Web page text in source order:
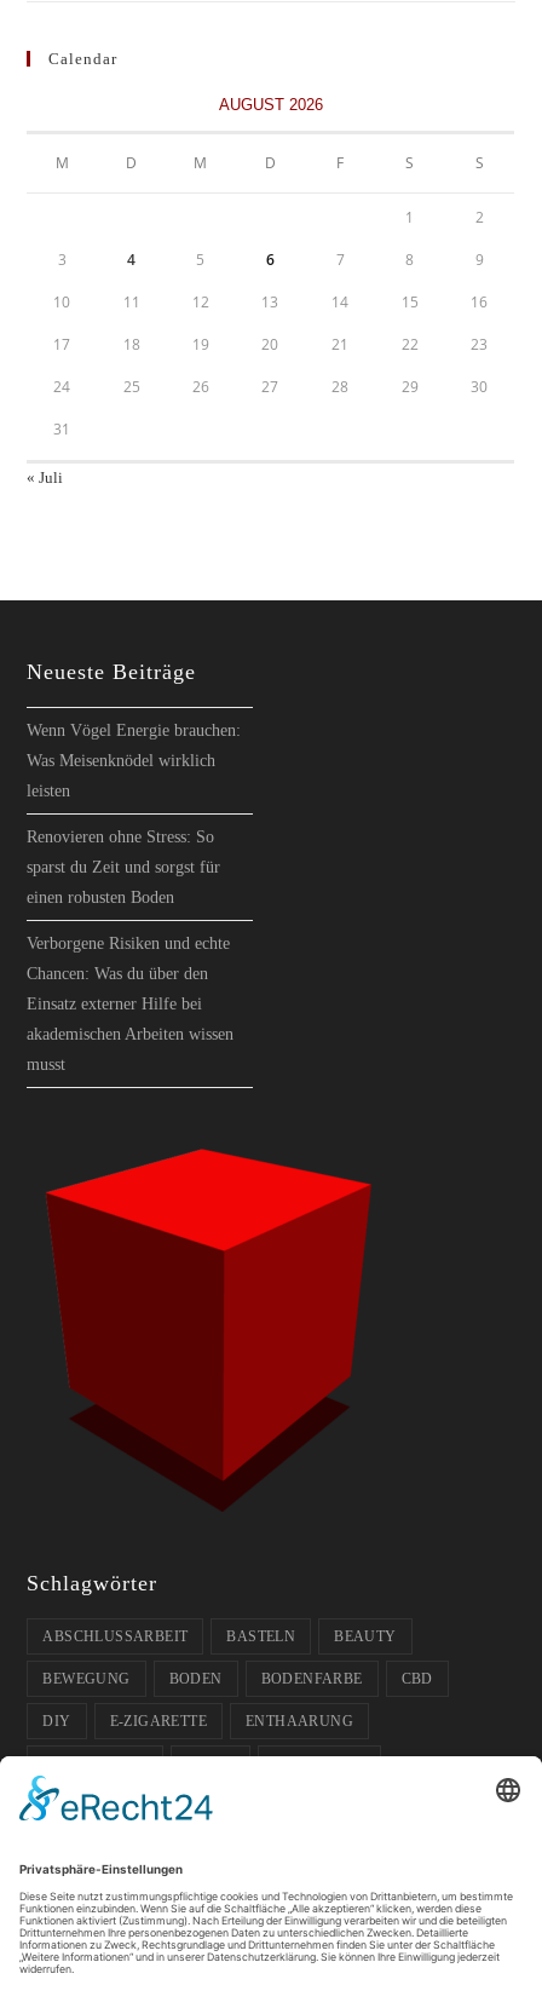
Calendar
AUGUST 2026
M D M D F S S
1 2
3 4 5 6 7 8 9
10 11 12 13 14 15 16
17 18 19 20 21 22 23
24 25 26 27 28 29 30
31
« Juli
Neueste Beiträge
Wenn Vögel Energie brauchen:
Was Meisenknödel wirklich
leisten
Renovieren ohne Stress: So
sparst du Zeit und sorgst für
einen robusten Boden
Verborgene Risiken und echte
Chancen: Was du über den
Einsatz externer Hilfe bei
akademischen Arbeiten wissen
musst
Schlagwörter
ABSCHLUSSARBEIT BASTELN BEAUTY
BEWEGUNG BODEN BODENFARBE CBD
DIY E-ZIGARETTE ENTHAARUNG
FUSSBODENFARBE
HAUSTIERE HOCHZEIT ISOKINETIK
KOSMETIK LICHT PFLANZEN SOMMER
SPORT